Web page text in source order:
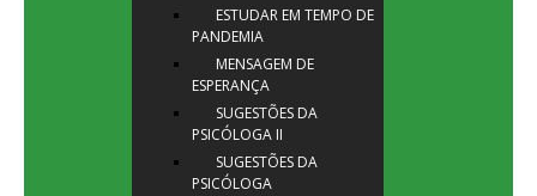
ESTUDAR EM TEMPO DE
PANDEMIA
MENSAGEM DE
ESPERANÇA
SUGESTÕES DA
PSICÓLOGA II
SUGESTÕES DA
PSICÓLOGA